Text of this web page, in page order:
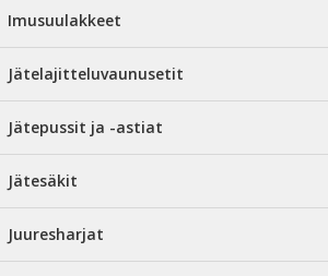
Imusuulakkeet
Jätelajitteluvaunusetit
Jätepussit ja -astiat
Jätesäkit
Juuresharjat